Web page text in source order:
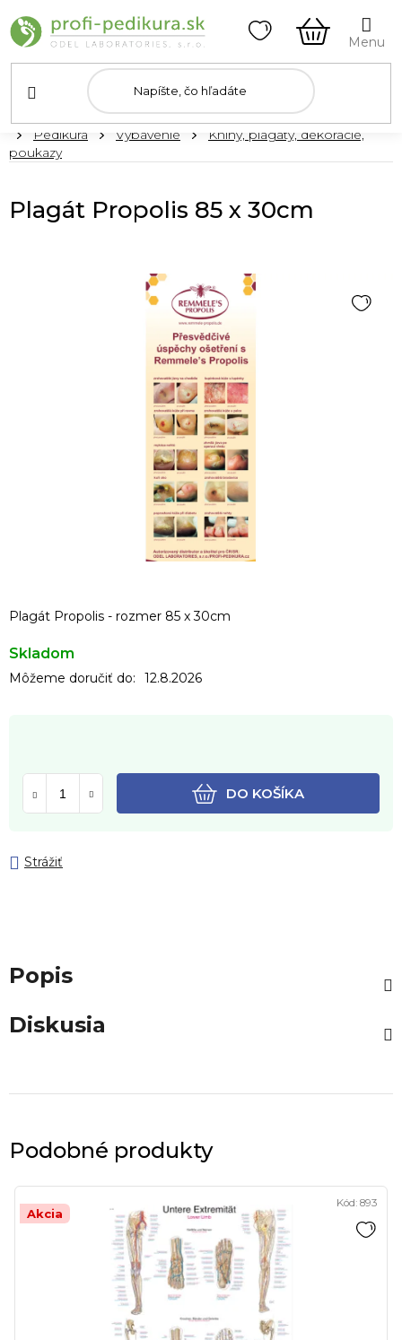
na
obsah
KOŠÍK
DomovPedikúra Vybavenie
Knihy, plagáty, dekorácie,
poukazy
Plagát Propolis - rozmer 85 x 30cm
Skladom
Môžeme doručiť do: 12.8.2026
DO KOŠÍKA
Strážiť
Plagát Propolis 85 x 30cm
Popis
Diskusia
Podobné produkty
Akcia
Kód: 893